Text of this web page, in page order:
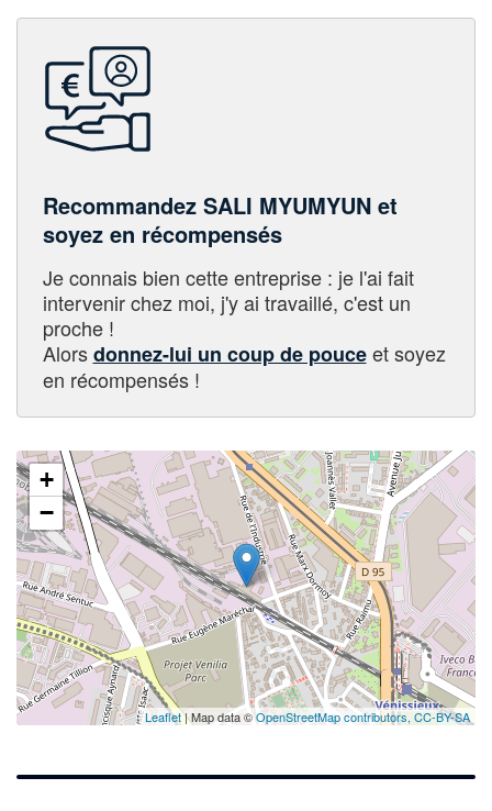
Recommandez SALI MYUMYUN et
soyez en récompensés
Je connais bien cette entreprise : je l'ai fait
intervenir chez moi, j'y ai travaillé, c'est un
proche !
Alorsdonnez-lui un coup de pouceet soyez
en récompensés !
+
−
Leaflet| Map data ©OpenStreetMap contributors, CC-BY-SA